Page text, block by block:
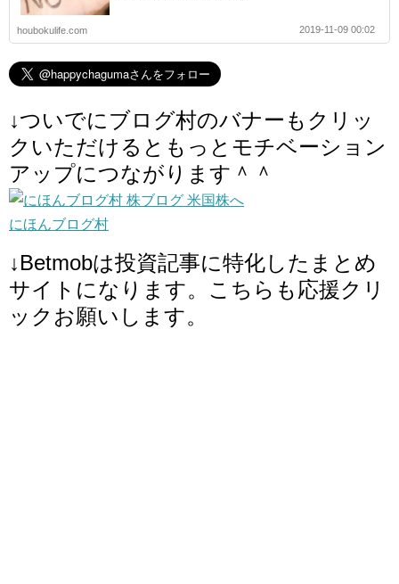
houbokulife.com 2019-11-09 00:02
↓ついでにブログ村のバナーもクリッ
クいただけるともっとモチベーション
アップにつながります＾＾
にほんブログ村
↓Betmobは投資記事に特化したまとめ
サイトになります。こちらも応援クリ
ックお願いします。